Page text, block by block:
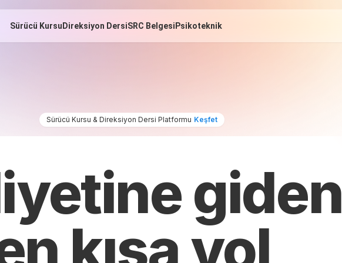
Sürücü Kursu Direksiyon DersiSRC Belgesi Psikoteknik
Sürücü Kursu & Direksiyon Dersi Platformu Keşfet
giden
kısa yol